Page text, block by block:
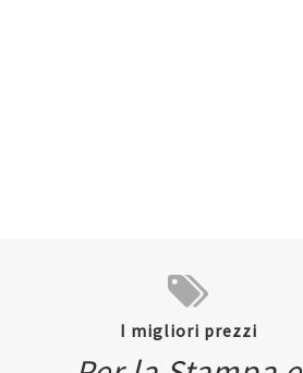
I migliori prezzi